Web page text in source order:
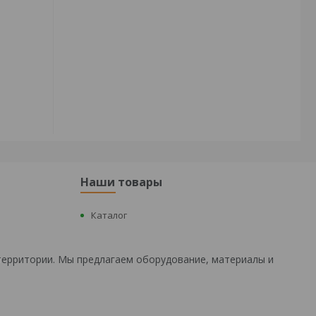
Наши товары
Каталог
Мы предлагаем оборудование, материалы и